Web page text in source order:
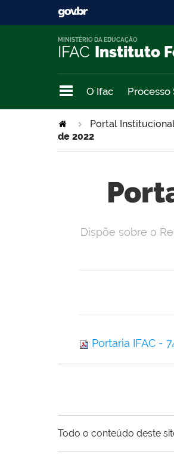
IFAC Instituto
MINISTÉRIO DA EDUCAÇÃO
O Ifac
Portal
de 2022
Dispõe sobre o
Portaria IFAC -
Todo o conteúdo deste